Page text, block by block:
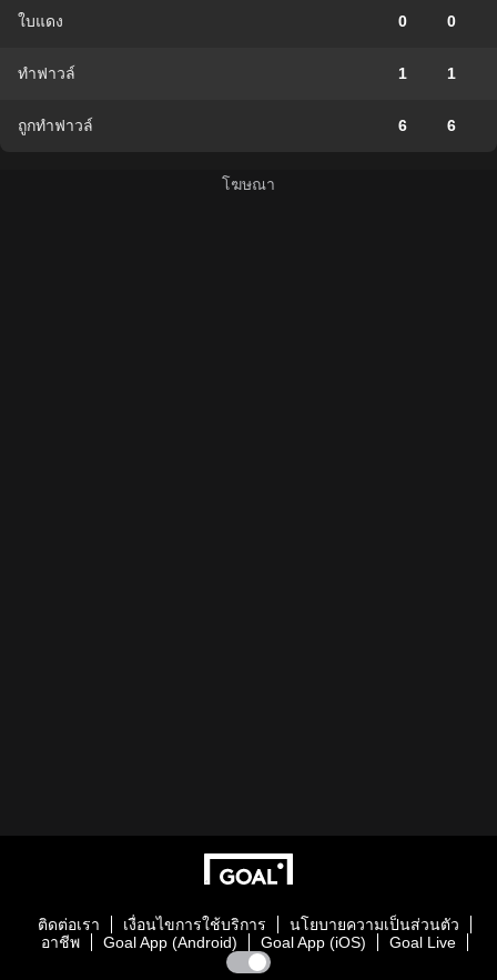
ใบแดง 0 0
ทำฟาวล์ 1 1
ถูกทำฟาวล์ 6 6
ติดต่อเรา เงื่อนไขการใช้บริการ
นโยบายความเป็นส่วนตัว
อาชีพ
Goal App (Android) Goal App (iOS) Goal Live